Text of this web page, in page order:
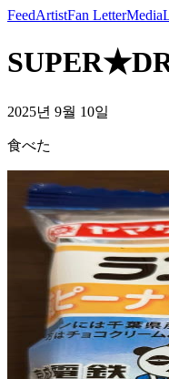
FeedArtistFan LetterMedia
2025년 9월 10일
食べた